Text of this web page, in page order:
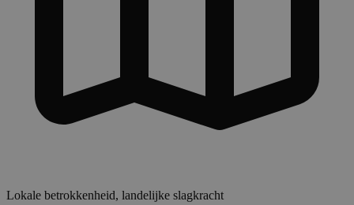
Lokale betrokkenheid, landelijke slagkracht